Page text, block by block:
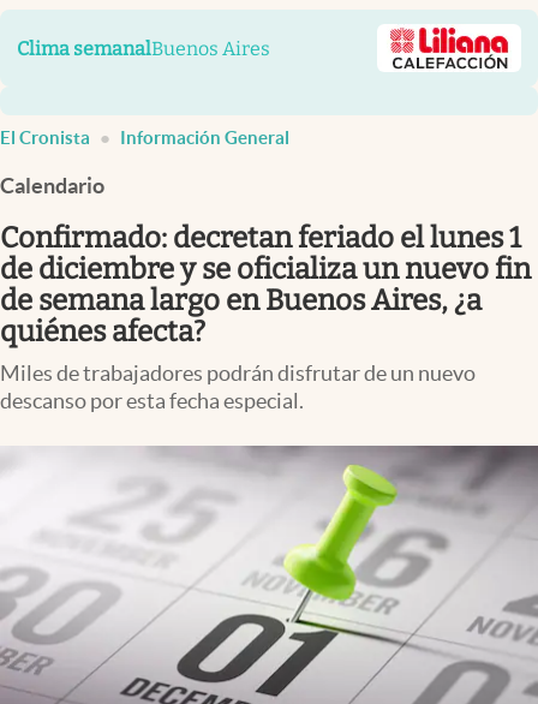
Colombia
Uruguay
Mercados Online
Negocios
Otras secciones
Apertura
Infotechnology
Clase
Clima
Mundial 2026
abre en nueva pestaña
Argentina
Clima semanalBuenos Aires
El Cronista Información General
Calendario
Confirmado: decretan feriado el lunes 1
de diciembre y se oficializa un nuevo fin
de semana largo en Buenos Aires, ¿a
quiénes afecta?
Miles de trabajadores podrán disfrutar de un nuevo
descanso por esta fecha especial.